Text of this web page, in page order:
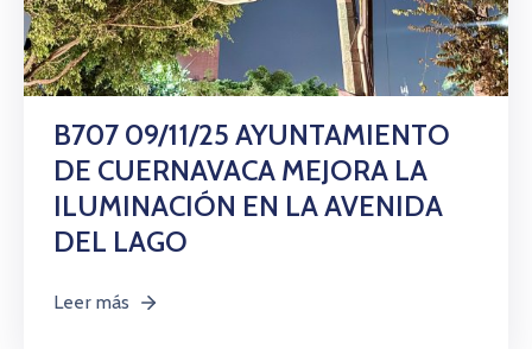
B707 09/11/25 AYUNTAMIENTO
DE CUERNAVACA MEJORA LA
ILUMINACIÓN EN LA AVENIDA
DEL LAGO
Leer más